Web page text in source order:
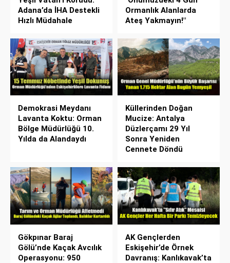
Adana’da İHA Destekli
Hızlı Müdahale
Ormanlık Alanlarda
Ateş Yakmayın!"
Demokrasi Meydanı
Lavanta Koktu: Orman
Bölge Müdürlüğü 10.
Yılda da Alandaydı
Küllerinden Doğan
Mucize: Antalya
Düzlerçamı 29 Yıl
Sonra Yeniden
Cennete Döndü
Gökpınar Baraj
Gölü’nde Kaçak Avcılık
Operasyonu: 950
AK Gençlerden
Eskişehir’de Örnek
Davranış: Kanlıkavak’ta